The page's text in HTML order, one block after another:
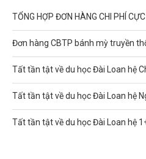
TỔNG HỢP ĐƠN HÀNG CHI PHÍ
Đơn hàng CBTP bánh mỳ truyền
Tất tần tật về du học Đài Loan hệ
Tất tần tật về du học Đài Loan hệ
Tất tần tật về du học Đài Loan hệ